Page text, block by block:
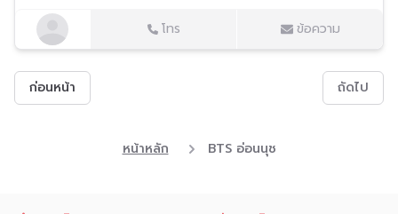
โทร ข้อความ
ก่อนหน้า ถัดไป
หน้าหลัก BTS อ่อนนุช